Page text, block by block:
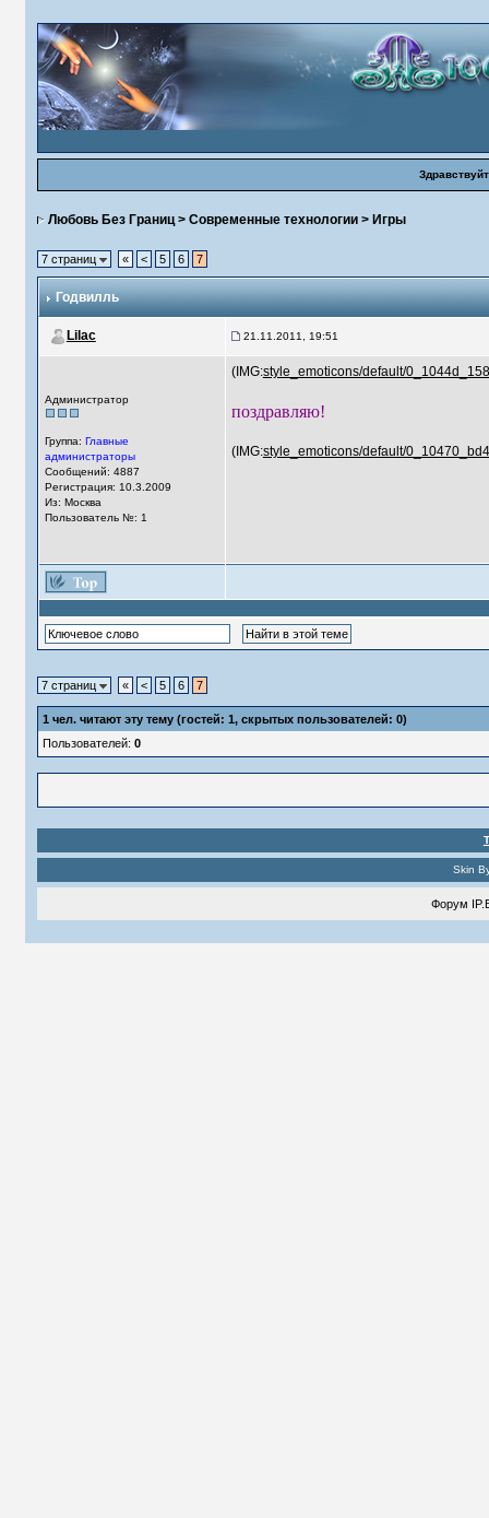
Любовь Без Границ> Современные технологии> Игры
7 страниц « < 5 6 7
Годвилль
Lilac 21.11.2011, 19:51
Администратор
Группа: Главные
администраторы
Сообщений: 4887
Регистрация: 10.3.2009
Из: Москва
Пользователь №: 1
(IMG:style_emoticons/default/
поздравляю!
(IMG:style_emoticons/default/
7 страниц « < 5 6 7
1 чел. читают эту тему (гостей: 1, скрытых пользователей: 0)
Пользователей: 0
Skin
Форум